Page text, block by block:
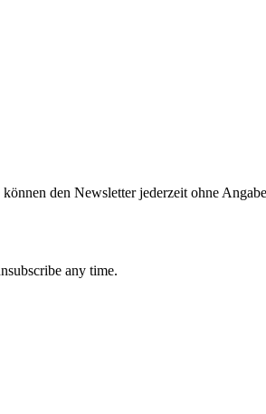
den Newsletter jederzeit ohne
any time.